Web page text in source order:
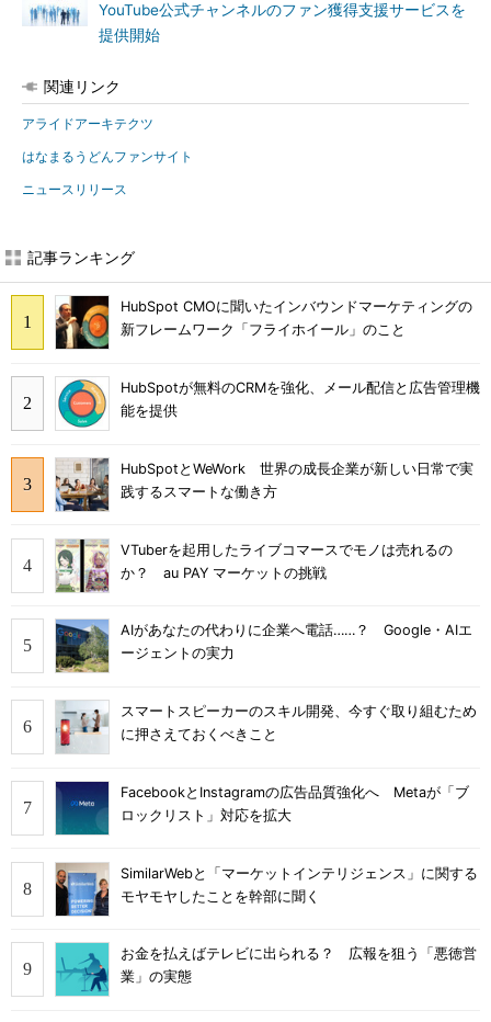
YouTube公式チャンネルのファン獲得支援サービスを
提供開始
関連リンク
アライドアーキテクツ
はなまるうどんファンサイト
ニュースリリース
記事ランキング
HubSpot CMOに聞いたインバウンドマーケティングの
新フレームワーク「フライホイール」のこと
HubSpotが無料のCRMを強化、メール配信と広告管理機
能を提供
HubSpotとWeWork 世界の成長企業が新しい日常で実
践するスマートな働き方
VTuberを起用したライブコマースでモノは売れるの
か？ au PAY マーケットの挑戦
AIがあなたの代わりに企業へ電話……？ Google・AIエ
ージェントの実力
スマートスピーカーのスキル開発、今すぐ取り組むため
に押さえておくべきこと
FacebookとInstagramの広告品質強化へ Metaが「ブ
ロックリスト」対応を拡大
SimilarWebと「マーケットインテリジェンス」に関する
モヤモヤしたことを幹部に聞く
お金を払えばテレビに出られる？ 広報を狙う「悪徳営
業」の実態